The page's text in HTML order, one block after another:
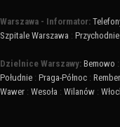
Warszawa - Informator:
Szpitale Warszawa :
Dzielnice Warszawy: Bemowo :
Południe : Praga-Północ :
Wawer : Wesoła : Wilanów :